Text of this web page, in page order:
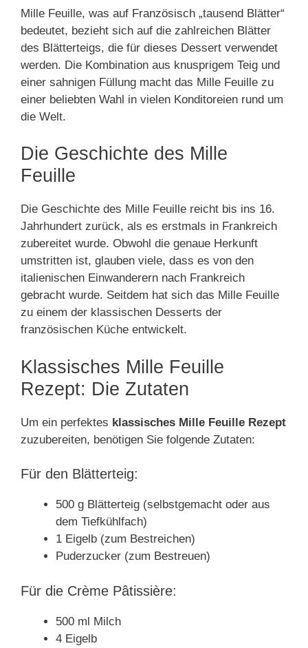
Mille Feuille, was auf Französisch „tausend Blätter“
bedeutet, bezieht sich auf die zahlreichen Blätter
des Blätterteigs, die für dieses Dessert verwendet
werden. Die Kombination aus knusprigem Teig und
einer sahnigen Füllung macht das Mille Feuille zu
einer beliebten Wahl in vielen Konditoreien rund um
die Welt.
Die Geschichte des Mille
Feuille
Die Geschichte des Mille Feuille reicht bis ins 16.
Jahrhundert zurück, als es erstmals in Frankreich
zubereitet wurde. Obwohl die genaue Herkunft
umstritten ist, glauben viele, dass es von den
italienischen Einwanderern nach Frankreich
gebracht wurde. Seitdem hat sich das Mille Feuille
zu einem der klassischen Desserts der
französischen Küche entwickelt.
Klassisches Mille Feuille
Rezept: Die Zutaten
Um ein perfektes klassisches Mille Feuille Rezept
zuzubereiten, benötigen Sie folgende Zutaten:
Für den Blätterteig:
500 g Blätterteig (selbstgemacht oder aus
dem Tiefkühlfach)
1 Eigelb (zum Bestreichen)
Puderzucker (zum Bestreuen)
Für die Crème Pâtissière:
500 ml Milch
4 Eigelb